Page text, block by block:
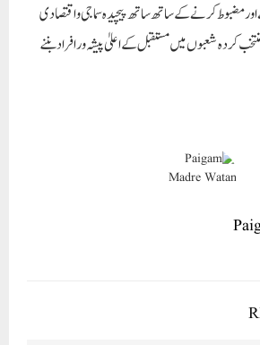
مضبوط کرنے کے ساتھ ساتھ پیچیدہ سماجی و اقتصادی
کردہ شعبوں میں مستقبل کے اعلیٰ پیشہ ور افراد بننے